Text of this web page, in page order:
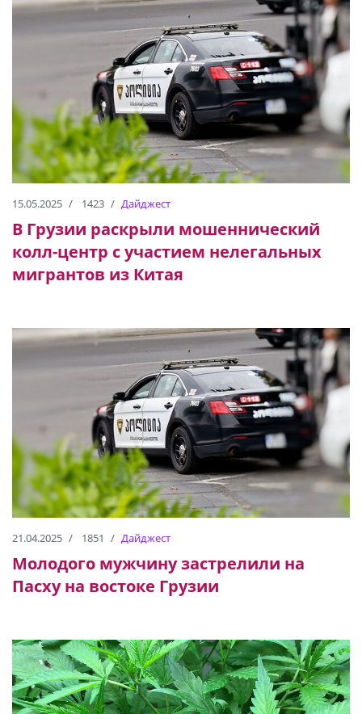
15.05.2025 1423 Дайджест
В Грузии раскрыли мошеннический
колл-центр с участием нелегальных
мигрантов из Китая
21.04.2025 1851 Дайджест
Молодого мужчину застрелили на
Пасху на востоке Грузии